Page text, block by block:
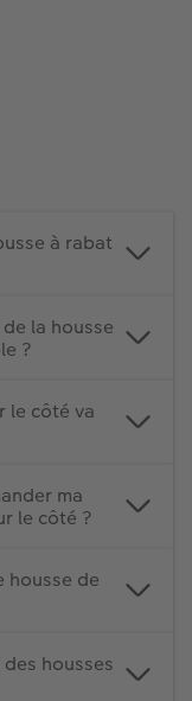
à rabat
la housse
?
le côté va
ma
le côté ?
housse de
housses